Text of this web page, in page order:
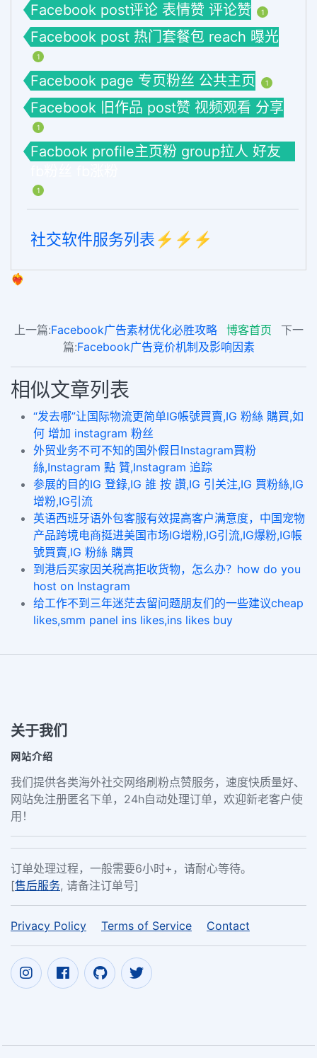
Facebook post评论 表情赞 评论赞 1
Facebook post 热门套餐包 reach 曝光
1
Facebook page 专页粉丝 公共主页 1
Facebook 旧作品 post赞 视频观看 分享
1
Facbook profile主页粉 group拉人 好友
1
社交软件服务列表⚡️⚡️⚡️
❤️‍🔥
上一篇:Facebook广告素材优化必胜攻略 博客首页
下一
篇:Facebook广告竞价机制及影响因素
相似文章列表
“发去哪”让国际物流更简单IG帳號買賣,IG 粉絲 購買,如
何 增加 instagram 粉丝
外贸业务不可不知的国外假日Instagram買粉
絲,Instagram 點 贊,Instagram 追踪
参展的目的IG 登錄,IG 誰 按 讚,IG 引关注,IG 買粉絲,IG
增粉,IG引流
英语西班牙语外包客服有效提高客户满意度，中国宠物
产品跨境电商挺进美国市场IG增粉,IG引流,IG爆粉,IG帳
號買賣,IG 粉絲 購買
到港后买家因关税高拒收货物，怎么办？how do you
host on Instagram
给工作不到三年迷茫去留问题朋友们的一些建议cheap
likes,smm panel ins likes,ins likes buy
关于我们
网站介绍
我们提供各类海外社交网络刷粉点赞服务，速度快质量好、
网站免注册匿名下单，24h自动处理订单，欢迎新老客户使
用！
订单处理过程，一般需要6小时+，请耐心等待。
[售后服务, 请备注订单号]
Privacy Policy Terms of Service Contact